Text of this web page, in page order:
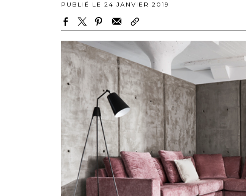
PUBLIÉ LE 24 JANVIER 2019